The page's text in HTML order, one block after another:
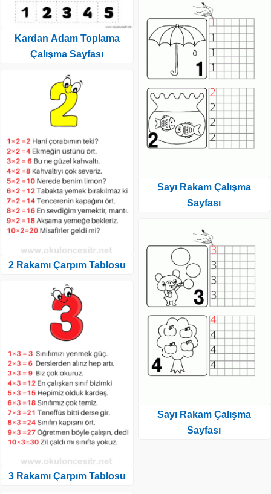
Kardan Adam Toplama
Çalışma Sayfası
2 Rakamı Çarpım Tablosu
3 Rakamı Çarpım Tablosu
Sayı Rakam Çalışma
Sayfası
Sayı Rakam Çalışma
Sayfası